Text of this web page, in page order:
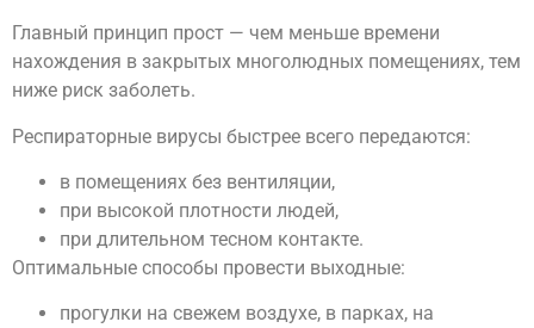
Главный принцип прост — чем меньше времени
нахождения в закрытых многолюдных помещениях, тем
ниже риск заболеть.
Респираторные вирусы быстрее всего передаются:
в помещениях без вентиляции,
при высокой плотности людей,
при длительном тесном контакте.
Оптимальные способы провести выходные:
прогулки на свежем воздухе, в парках, на